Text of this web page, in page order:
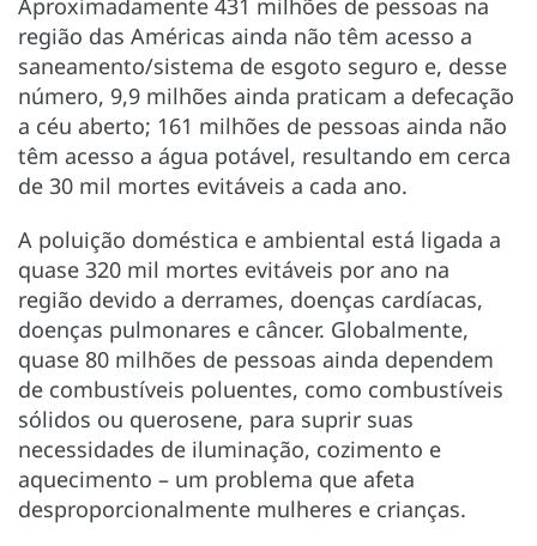
região das Américas ainda não têm acesso a
saneamento/sistema de esgoto seguro e, desse
número, 9,9 milhões ainda praticam a defecação
a céu aberto; 161 milhões de pessoas ainda não
têm acesso a água potável, resultando em cerca
de 30 mil mortes evitáveis a cada ano.
A poluição doméstica e ambiental está ligada a
quase 320 mil mortes evitáveis por ano na
região devido a derrames, doenças cardíacas,
doenças pulmonares e câncer. Globalmente,
quase 80 milhões de pessoas ainda dependem
de combustíveis poluentes, como combustíveis
sólidos ou querosene, para suprir suas
necessidades de iluminação, cozimento e
aquecimento – um problema que afeta
desproporcionalmente mulheres e crianças.